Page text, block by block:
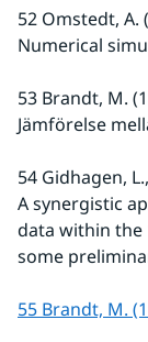
52 Omstedt, A.
Numerical
53 Brandt, M.
Jämförelse
54 Gidhagen,
A synergistic
data within the
some
55 Brandt, M.